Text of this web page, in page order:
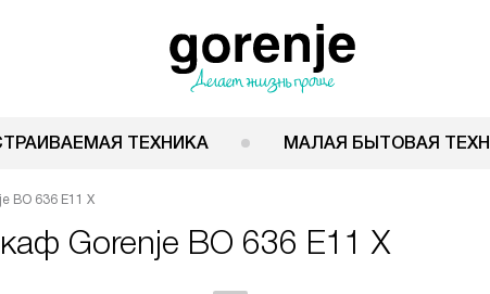
ТЕХНИКА МАЛАЯ БЫТОВАЯ
BO 636 E11 X
Gorenje BO 636 E11 X